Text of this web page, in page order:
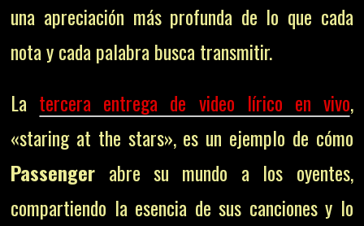
una apreciación más profunda de lo que cada
nota y cada palabra busca transmitir.
La tercera entrega de video lírico en vivo,
«staring at the stars», es un ejemplo de cómo
Passenger abre su mundo a los oyentes,
compartiendo la esencia de sus canciones y lo